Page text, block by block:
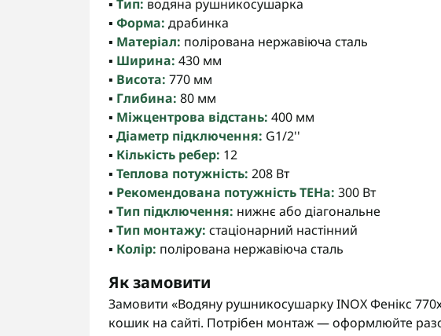
▪️ Тип: водяна рушникосушарка
▪️ Форма: драбинка
▪️ Матеріал: полірована нержавіюча сталь
▪️ Ширина: 430 мм
▪️ Висота: 770 мм
▪️ Глибина: 80 мм
▪️ Міжцентрова відстань: 400 мм
▪️ Діаметр підключення: G1/2''
▪️ Кількість ребер: 12
▪️ Теплова потужність: 208 Вт
▪️ Рекомендована потужність ТЕНа: 300 Вт
▪️ Тип підключення: нижнє або діагональне
▪️ Тип монтажу: стаціонарний настінний
▪️ Колір: полірована нержавіюча сталь
Як замовити
Замовити «Водяну рушникосушарку INOX Фенікс
кошик на сайті. Потрібен монтаж — оформлюйте